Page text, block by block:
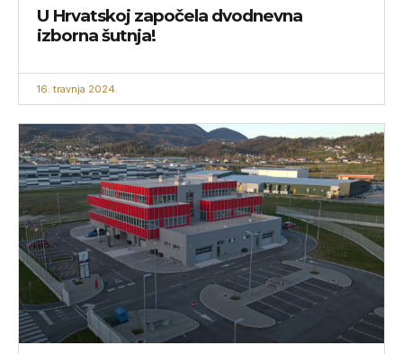
U Hrvatskoj započela dvodnevna
izborna šutnja!
16. travnja 2024.